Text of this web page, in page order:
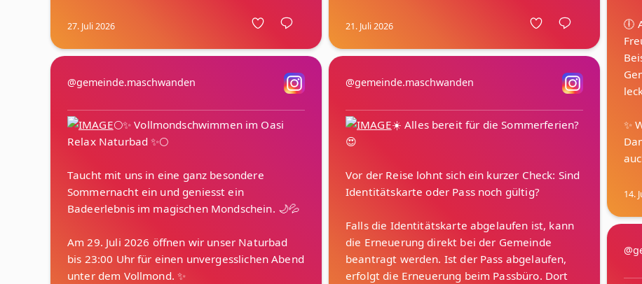
27. Juli 2026 21. Juli 2026
🕕
✨
14.
@gemeinde.maschwanden
🌕✨ Vollmondschwimmen im Oasi
Relax Naturbad ✨🌕
Taucht mit uns in eine ganz besondere
Sommernacht ein und geniesst ein
Badeerlebnis im magischen Mondschein. 🌙💦
Am 29. Juli 2026 öffnen wir unser Naturbad
bis 23:00 Uhr für einen unvergesslichen Abend
unter dem Vollmond. ✨
@gemeinde.maschwanden
☀️ Alles bereit für die Sommerferien?
😍
Vor der Reise lohnt sich ein kurzer Check: Sind
Identitätskarte oder Pass noch gültig?
Falls die Identitätskarte abgelaufen ist, kann
die Erneuerung direkt bei der Gemeinde
beantragt werden. Ist der Pass abgelaufen,
erfolgt die Erneuerung beim Passbüro. Dort